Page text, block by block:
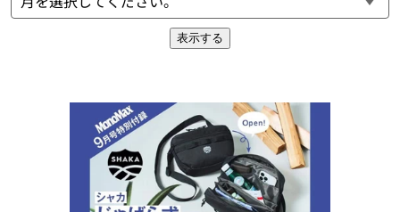
表示する